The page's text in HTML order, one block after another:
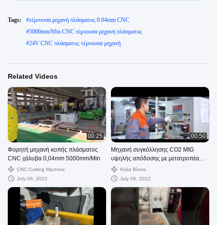
Tags: #τέμνουσα μηχανή πλάσματος 0.04mm CNC
#5000mm/Min CNC τέμνουσα μηχανή πλάσματος
#24V CNC πλάσματος τέμνουσα μηχανή
Related Videos
00:25
Φορητή μηχανή κοπής πλάσματος
CNC χάλυβα 0,04mm 5000mm/Min
CNC Cutting Machine
July 06, 2022
00:50
Μηχανή συγκόλλησης CO2 MIG
υψηλής απόδοσης με μετατροπέα
σωλήνων IGBT
Άλλα Βίντεο
July 06, 2022